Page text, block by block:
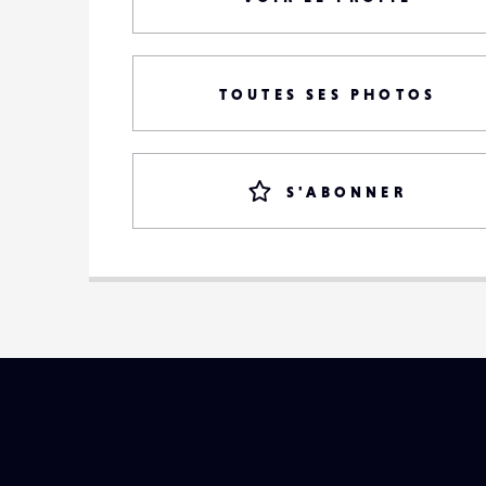
TOUTES SES PHOTOS
S'ABONNER